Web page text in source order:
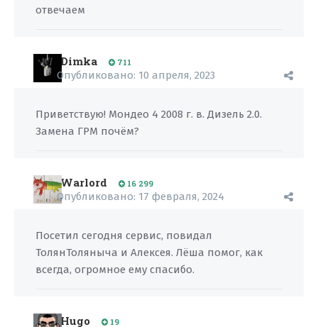
отвечаем
Dimka 711
Опубликовано: 10 апреля, 2023
Приветствую! Мондео 4 2008 г. в. Дизель 2.0.
Замена ГРМ почём?
Warlord 16 299
Опубликовано: 17 февраля, 2024
Посетил сегодня сервис, повидал
ТолянТоляныча и Алексея. Лёша помог, как
всегда, огромное ему спасибо.
Hugo 19